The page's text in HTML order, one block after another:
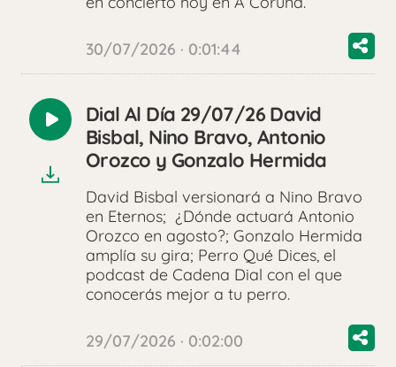
30/07/2026 · 0:01:44
Reproducir
audio
Dial Al Día 29/07/26 David
Bisbal, Nino Bravo, Antonio
Orozco y Gonzalo Hermida
David Bisbal versionará a Nino Bravo
en Eternos; ¿Dónde actuará Antonio
Orozco en agosto?; Gonzalo Hermida
amplía su gira; Perro Qué Dices, el
podcast de Cadena Dial con el que
conocerás mejor a tu perro.
29/07/2026 · 0:02:00